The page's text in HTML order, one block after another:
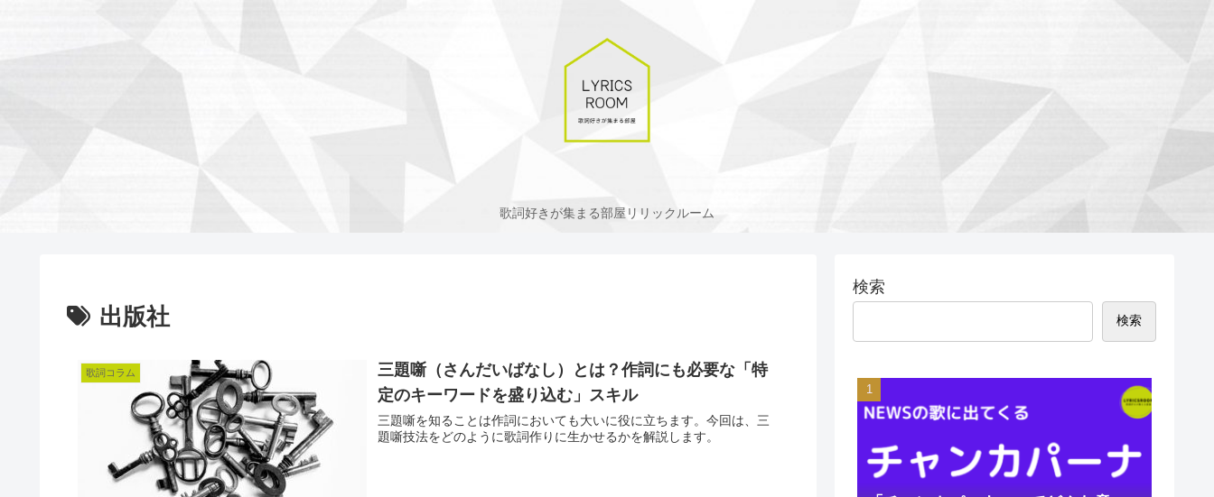
歌詞好きが集まる部屋リリックルーム
出版社
歌詞コラム
三題噺（さんだいばなし）とは？作詞にも必要な「特
定のキーワードを盛り込む」スキル
三題噺を知ることは作詞においても大いに役に立ちます。今回は、三
題噺技法をどのように歌詞作りに生かせるかを解説します。
検索
検索